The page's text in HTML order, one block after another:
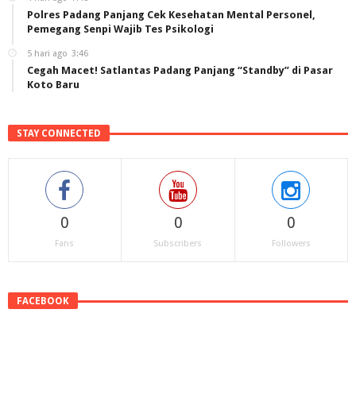
Polres Padang Panjang Cek Kesehatan Mental Personel,
Pemegang Senpi Wajib Tes Psikologi
5 hari ago 3:46
Cegah Macet! Satlantas Padang Panjang “Standby” di Pasar
Koto Baru
STAY CONNECTED
0
Fans
0
Subscribers
0
Followers
FACEBOOK